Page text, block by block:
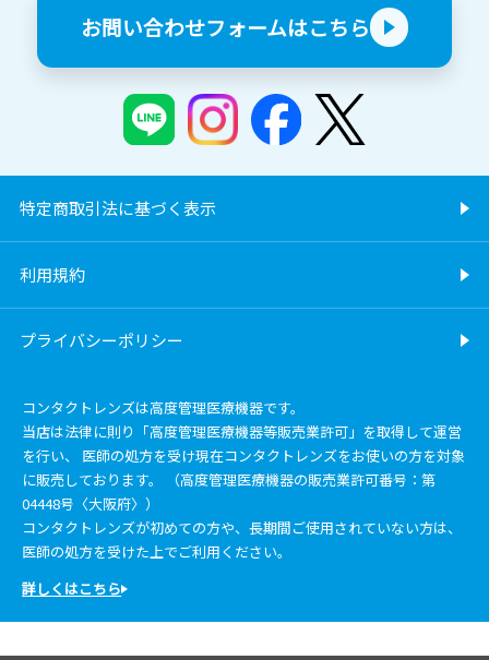
お問い合わせフォームはこちら
特定商取引法に基づく表示
利用規約
プライバシーポリシー
コンタクトレンズは高度管理医療機器です。
当店は法律に則り「高度管理医療機器等販売業許可」を取得して運営
を行い、 医師の処方を受け現在コンタクトレンズをお使いの方を対象
に販売しております。 （高度管理医療機器の販売業許可番号：第
04448号〈大阪府〉）
コンタクトレンズが初めての方や、長期間ご使用されていない方は、
医師の処方を受けた上でご利用ください。
詳しくはこちら